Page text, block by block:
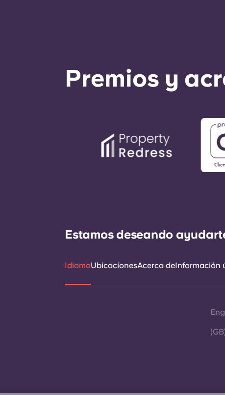
Premios y
Estamos deseando
IdiomaUbicacionesAcerca deInformación